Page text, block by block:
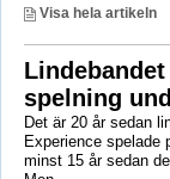
Visa hela artikeln
spelning
Det är 20 år sedan
Experience spelade
minst 15 år sedan